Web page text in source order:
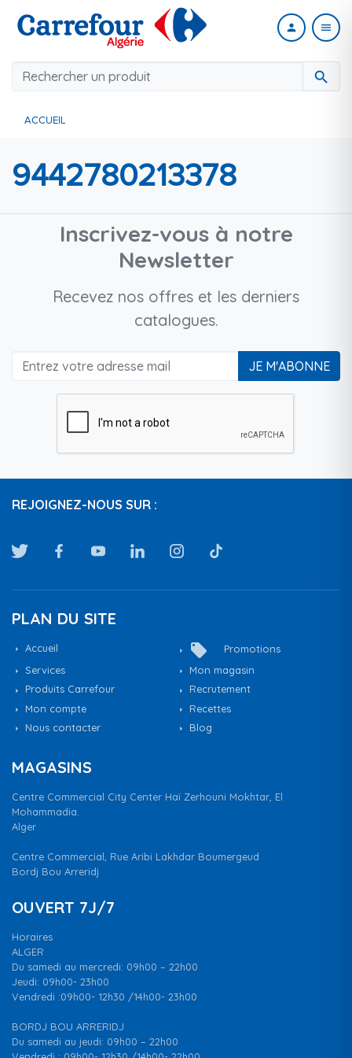
search
person menu
ACCUEIL
9442780213378
Inscrivez-vous à notre
Newsletter
Recevez nos offres et les derniers
catalogues.
JE M'ABONNE
REJOIGNEZ-NOUS SUR :
PLAN DU SITE
Accueil local_offer
Promotions
Services
Mon magasin
Produits Carrefour
Recrutement
Mon compte
Recettes
Nous contacter
Blog
MAGASINS
Centre Commercial City Center Haï Zerhouni Mokhtar, El
Mohammadia.
Alger
Centre Commercial, Rue Aribi Lakhdar Boumergeud
Bordj Bou Arreridj
OUVERT 7J/7
Horaires
ALGER
Du samedi au mercredi: 09h00 – 22h00
Jeudi: 09h00- 23h00
Vendredi :09h00- 12h30 /14h00- 23h00
BORDJ BOU ARRERIDJ
Du samedi au jeudi: 09h00 – 22h00